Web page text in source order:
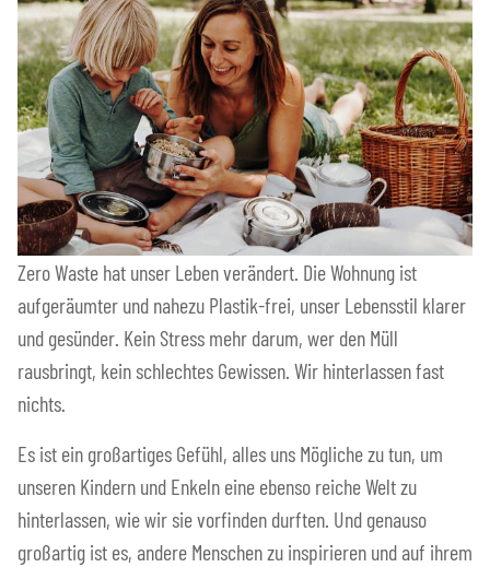
Zero Waste hat unser Leben verändert. Die Wohnung ist
aufgeräumter und nahezu Plastik-frei, unser Lebensstil klarer
und gesünder. Kein Stress mehr darum, wer den Müll
rausbringt, kein schlechtes Gewissen. Wir hinterlassen fast
nichts.
Es ist ein großartiges Gefühl, alles uns Mögliche zu tun, um
unseren Kindern und Enkeln eine ebenso reiche Welt zu
hinterlassen, wie wir sie vorfinden durften. Und genauso
großartig ist es, andere Menschen zu inspirieren und auf ihrem